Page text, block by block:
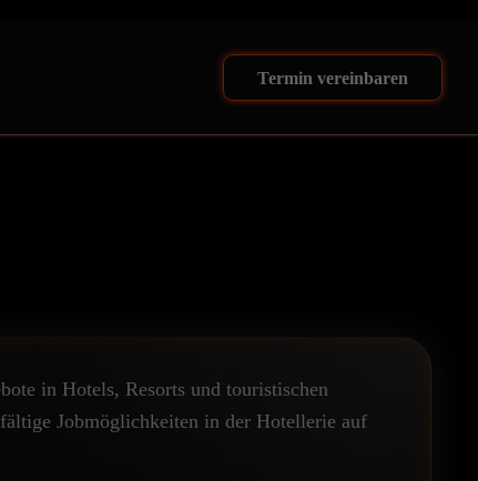
Termin vereinbaren
in Hotels, Resorts und touristischen
Jobmöglichkeiten in der Hotellerie auf